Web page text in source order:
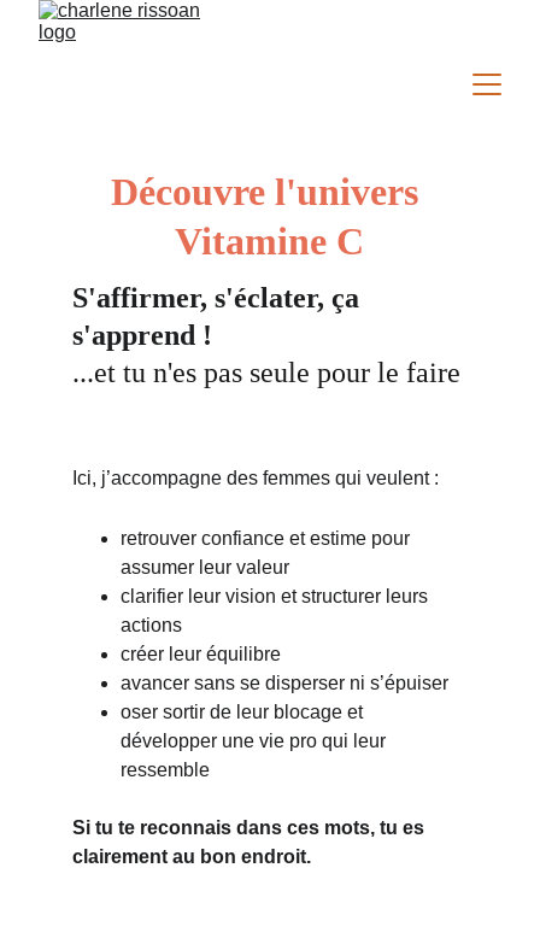
Découvre l'univers
Vitamine C
Ici, j’accompagne des femmes qui veulent :
retrouver confiance et estime pour
assumer leur valeur
clarifier leur vision et structurer leurs
actions
créer leur équilibre
avancer sans se disperser ni s’épuiser
oser sortir de leur blocage et
développer une vie pro qui leur
ressemble
Si tu te reconnais dans ces mots, tu es
clairement au bon endroit.
S'affirmer, s'éclater, ça
s'apprend !
...et tu n'es pas seule pour le faire